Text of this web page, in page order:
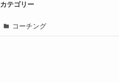
カテゴリー
コーチング